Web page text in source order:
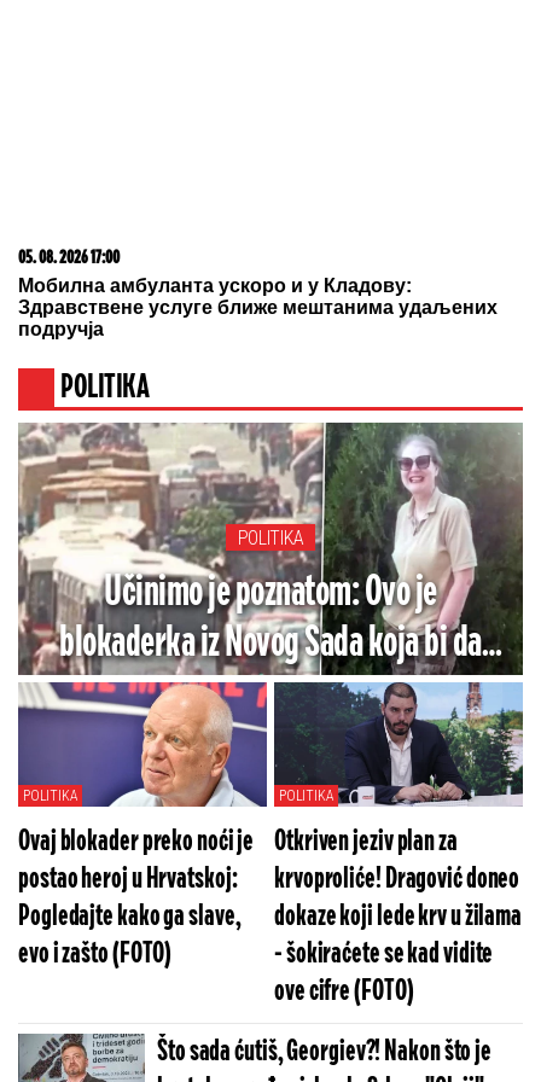
05. 08. 2026 11:59
Centralna Srbija dobija bolnicu od čak 12 spratova -
država ulaže 85 miliona evra
05. 08. 2026 06:45
Šta dete nasleđuje od oca, a šta od majke? Sve što
treba da znate o genetici
Jelena Karleuša otkrila kako teku pripreme za gala
proslavu ćerkinog punoletstva: Duško će biti finansijer,
a ja organizator